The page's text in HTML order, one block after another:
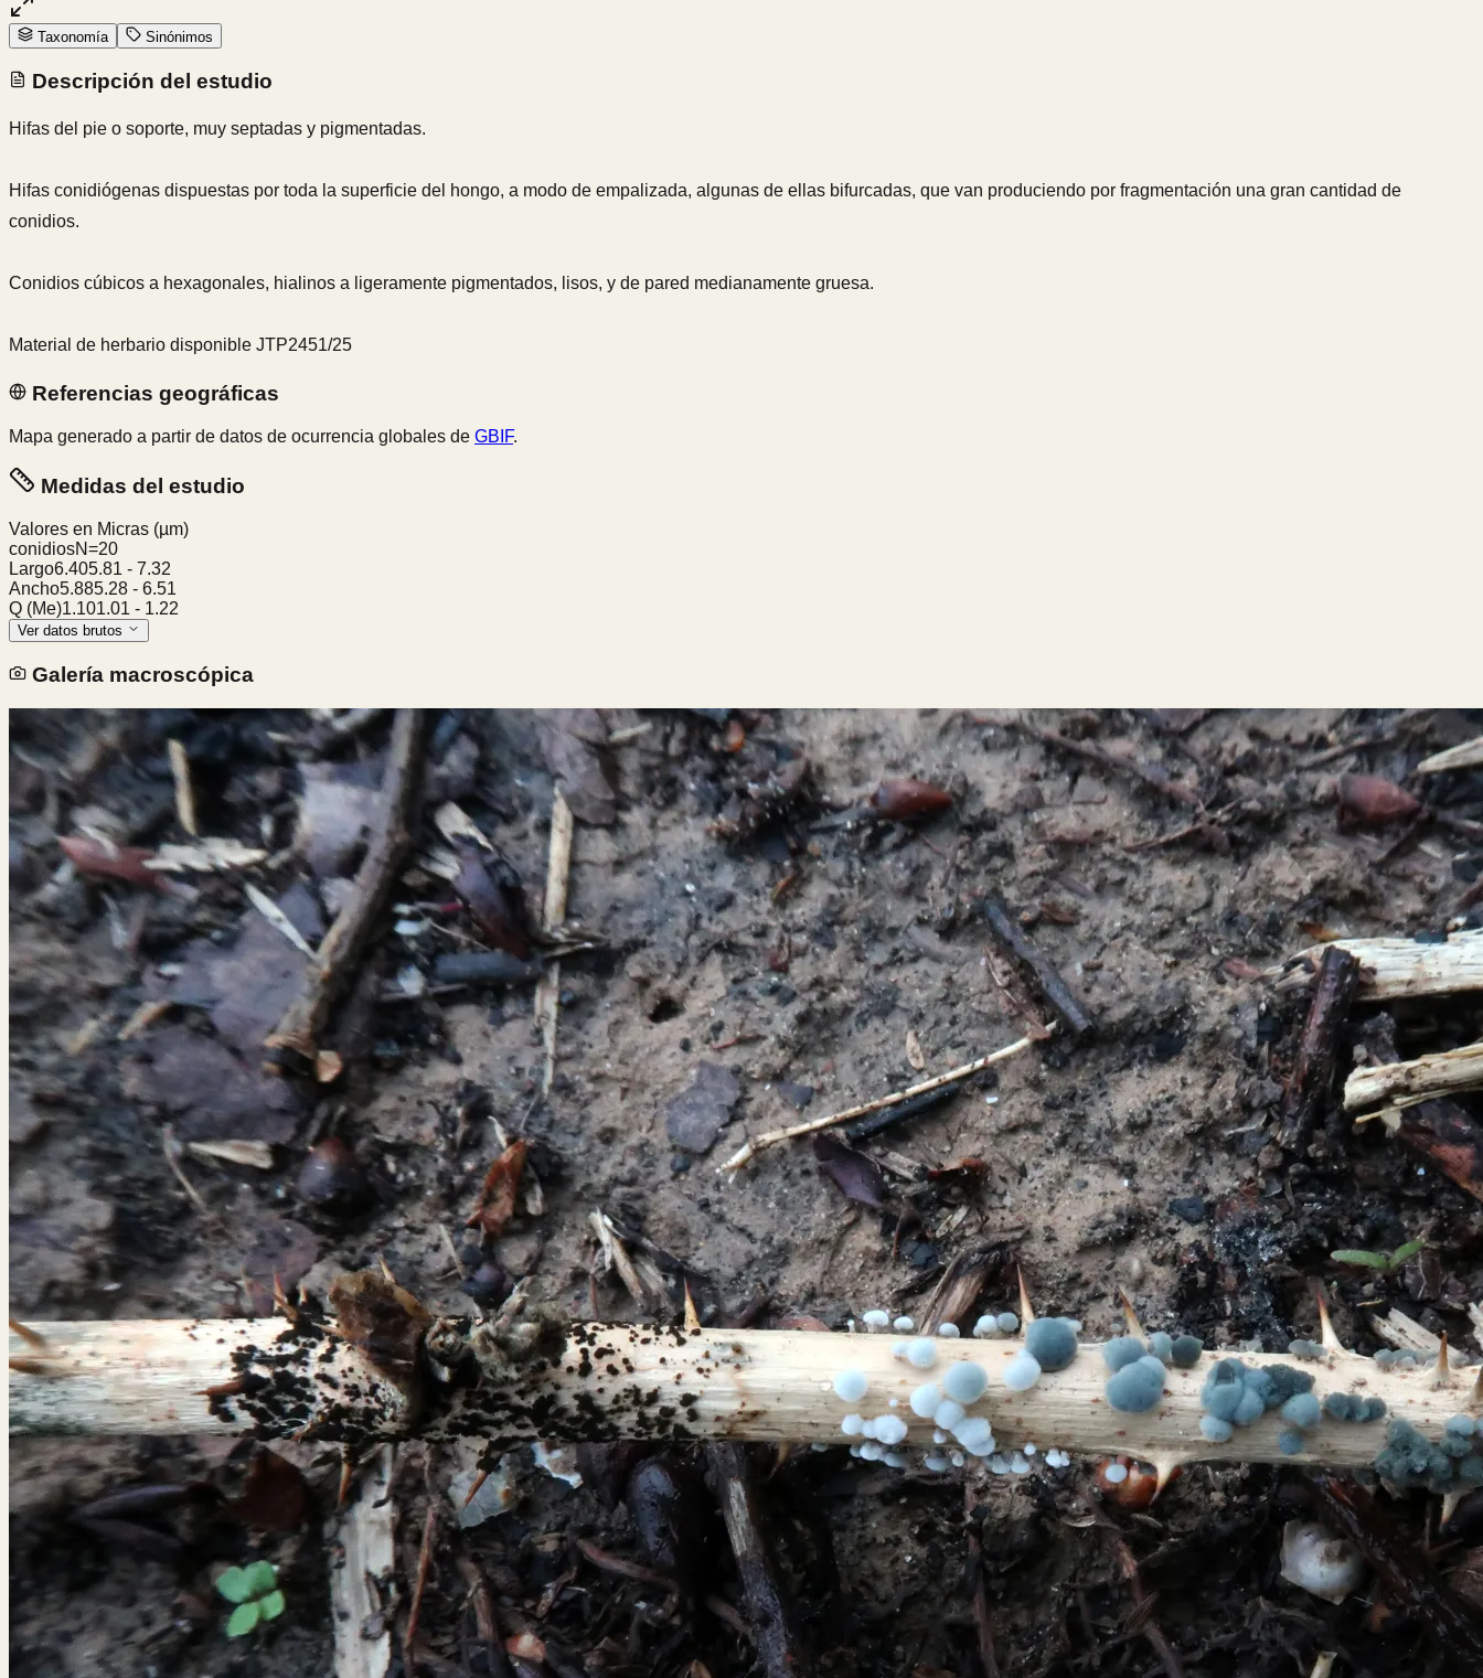
Taxonomía Sinónimos
Descripción del estudio
Hifas del pie o soporte, muy septadas y pigmentadas.
Hifas conidiógenas dispuestas por toda la superficie del hongo, a modo de empalizada, algunas de ellas bifurcadas, que van produciendo por fragmentación una gran cantidad de
conidios.
Conidios cúbicos a hexagonales, hialinos a ligeramente pigmentados, lisos, y de pared medianamente gruesa.
Material de herbario disponible JTP2451/25
Referencias geográficas
Mapa generado a partir de datos de ocurrencia globales de GBIF.
Medidas del estudio
Valores en Micras (µm)
conidiosN=20
Largo6.405.81 - 7.32
Ancho5.885.28 - 6.51
Q (Me)1.101.01 - 1.22
Ver datos brutos
Galería macroscópica